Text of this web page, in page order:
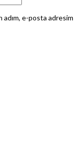
adım, e-posta adresim